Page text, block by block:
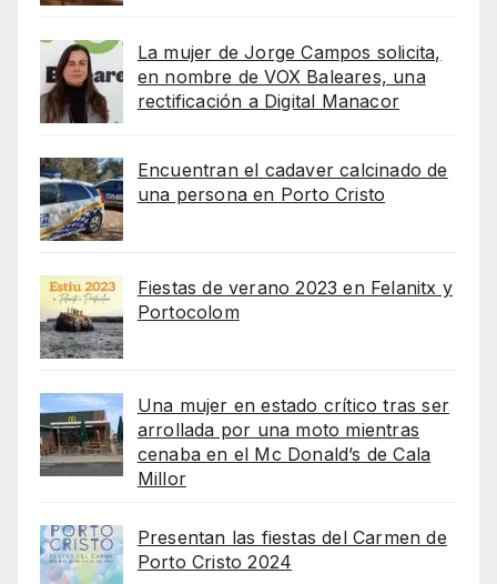
La mujer de Jorge Campos solicita,
en nombre de VOX Baleares, una
rectificación a Digital Manacor
Encuentran el cadaver calcinado de
una persona en Porto Cristo
Fiestas de verano 2023 en Felanitx y
Portocolom
Una mujer en estado crítico tras ser
arrollada por una moto mientras
cenaba en el Mc Donald’s de Cala
Millor
Presentan las fiestas del Carmen de
Porto Cristo 2024